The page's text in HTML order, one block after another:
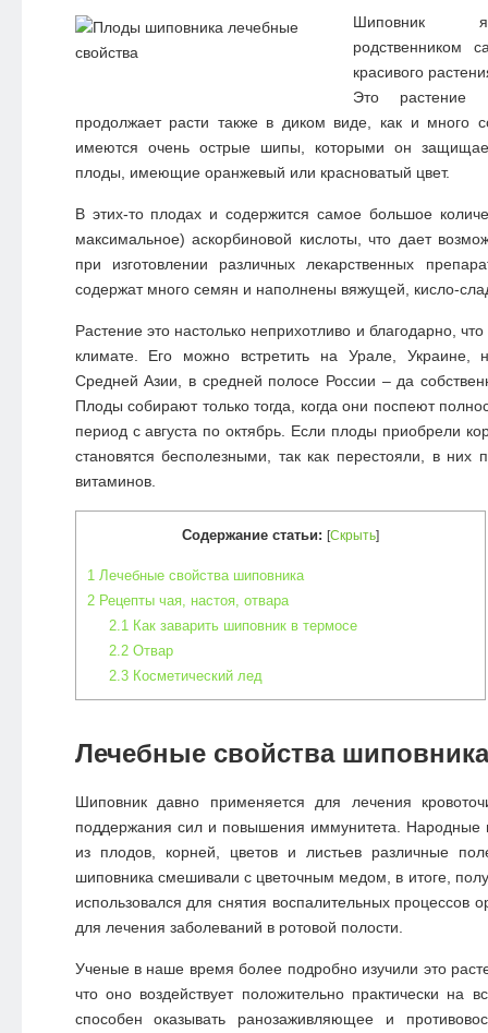
Шиповник
родственником
красивого
Это
продолжает расти также в диком виде, как и много
имеются очень острые шипы, которыми он
плоды, имеющие оранжевый или красноватый цвет.
В этих-то плодах и содержится самое большое
максимальное) аскорбиновой кислоты, что дает
при изготовлении различных лекарственных
содержат много семян и наполнены вяжущей, кисло-
Растение это настолько неприхотливо и благодарно,
климате. Его можно встретить на Урале, Украине,
Средней Азии, в средней полосе России – да
Плоды собирают только тогда, когда они поспеют
период с августа по октябрь. Если плоды приобрели
становятся бесполезными, так как перестояли, в них
витаминов.
Содержание статьи: [Скрыть]
1Лечебные свойства шиповника
2Рецепты чая, настоя, отвара
2.1Как заварить шиповник в термосе
2.2Отвар
2.3Косметический лед
Лечебные свойства шиповника
Шиповник давно применяется для лечения
поддержания сил и повышения иммунитета. Народные
из плодов, корней, цветов и листьев различные
шиповника смешивали с цветочным медом, в итоге,
использовался для снятия воспалительных процессов
для лечения заболеваний в ротовой полости.
Ученые в наше время более подробно изучили это
что оно воздействует положительно практически на
способен оказывать ранозаживляющее и